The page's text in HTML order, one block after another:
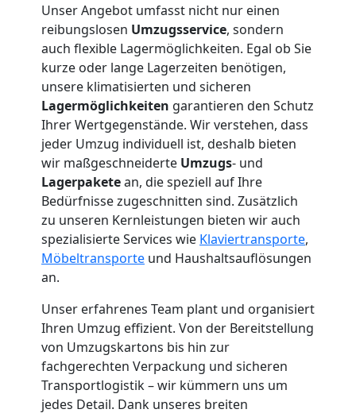
Unser Angebot umfasst nicht nur einen
reibungslosen Umzugsservice, sondern
auch flexible Lagermöglichkeiten. Egal ob Sie
kurze oder lange Lagerzeiten benötigen,
unsere klimatisierten und sicheren
Lagermöglichkeiten garantieren den Schutz
Ihrer Wertgegenstände. Wir verstehen, dass
jeder Umzug individuell ist, deshalb bieten
wir maßgeschneiderte Umzugs- und
Lagerpaketean, die speziell auf Ihre
Bedürfnisse zugeschnitten sind. Zusätzlich
zu unseren Kernleistungen bieten wir auch
spezialisierte Services wie Klaviertransporte,
Möbeltransporte und Haushaltsauflösungen
an.
Unser erfahrenes Team plant und organisiert
Ihren Umzug effizient. Von der Bereitstellung
von Umzugskartons bis hin zur
fachgerechten Verpackung und sicheren
Transportlogistik – wir kümmern uns um
jedes Detail. Dank unseres breiten
Neustadt
Möbeltaxi
Wiener
Neustadt
Kleintransport
Wiener
Neustadt
Möbelmontage
Wiener